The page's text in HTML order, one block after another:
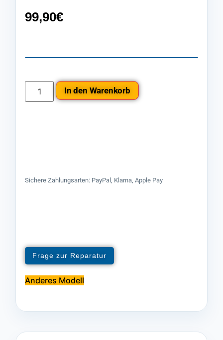
99,90€
In den Warenkorb
Sichere Zahlungsarten: PayPal, Klarna, Apple Pay
Frage zur Reparatur
Anderes Modell